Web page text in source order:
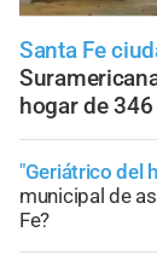
Santa Fe
hogar de
"Geriátrico del
municipal de
Fe?